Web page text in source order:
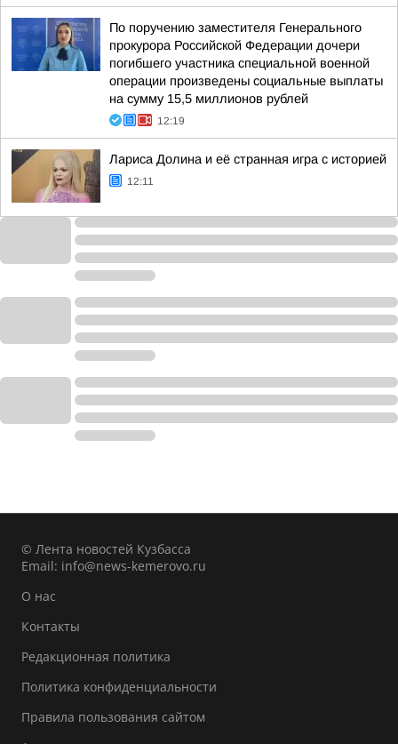
По поручению заместителя Генерального
прокурора Российской Федерации дочери
погибшего участника специальной военной
операции произведены социальные выплаты
на сумму 15,5 миллионов рублей
12:19
Лариса Долина и её странная игра с историей
12:11
© Лента новостей Кузбасса
Email: info@news-kemerovo.ru
О нас
Контакты
Редакционная политика
Политика конфиденциальности
Правила пользования сайтом